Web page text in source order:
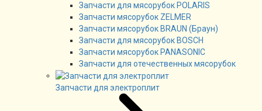
Запчасти для мясорубок POLARIS
Запчасти мясорубок ZELMER
Запчасти мясорубок BRAUN (Браун)
Запчасти для мясорубок BOSCH
Запчасти мясорубок PANASONIC
Запчасти для отечественных мясорубок
Запчасти для электроплит